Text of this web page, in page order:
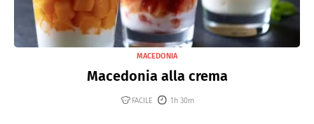
MACEDONIA
Macedonia alla crema
FACILE 1h 30m